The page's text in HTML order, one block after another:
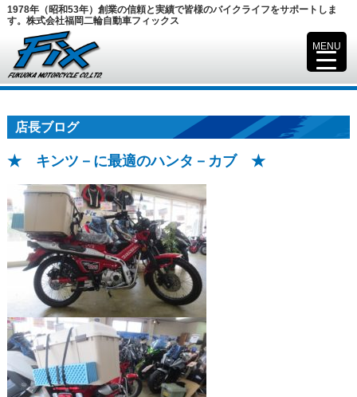
1978年（昭和53年）創業の信頼と実績で皆様のバイクライフをサポートしま
す。株式会社福岡二輪自動車フィックス
店長ブログ
★ キンツ－に最適のハンタ－カブ ★
MENU
▼